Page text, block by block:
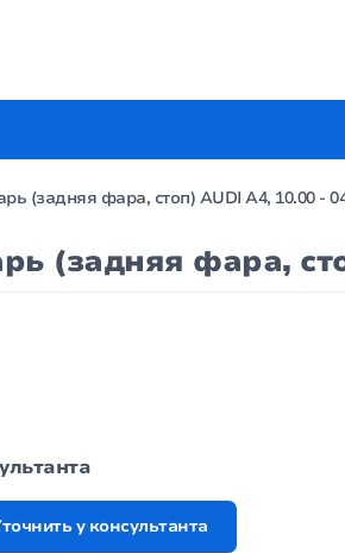
(задняя фара, стоп) AUDI A4, 10.00 -
(задняя фара,
у консультанта